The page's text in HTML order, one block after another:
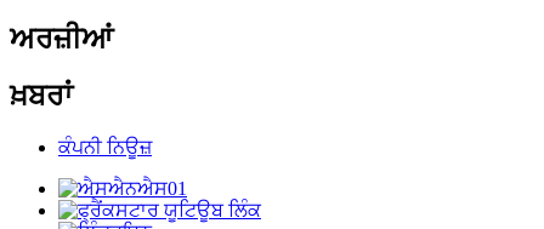
ਅਰਜ਼ੀਆਂ
ਖ਼ਬਰਾਂ
ਕੰਪਨੀ ਨਿਊਜ਼